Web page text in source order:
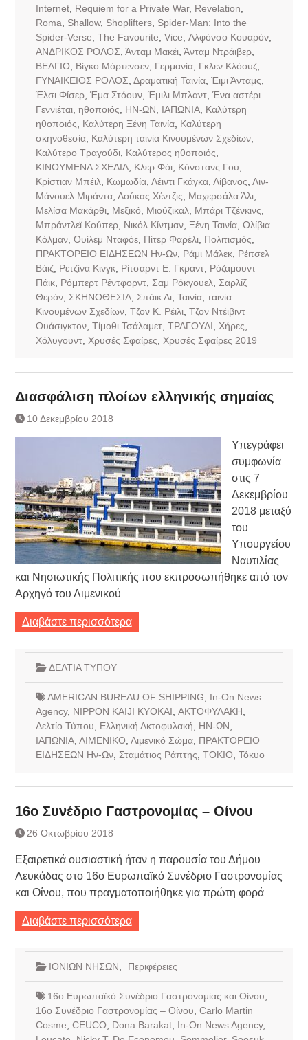
Internet, Requiem for a Private War, Revelation
Roma
Shallow, Shoplifters, Spider-Man: Into the
Spider-Verse The Favourite Vice Αλφόνσο Κουαρόν,
ΑΝΔΡΙΚΟΣ ΡΟΛΟΣ Άνταμ Μακέι, Άνταμ Ντράιβερ,
ΒΕΛΓΙΟ
Βίγκο Μόρτενσεν, Γερμανία, Γκλεν Κλόουζ,
ΓΥΝΑΙΚΕΙΟΣ ΡΟΛΟΣ Δραματική Ταινία, Έιμι Άνταμς
Έλσι Φίσερ, Έμα Στόουν, Έμιλι Μπλαντ, Ένα αστέρι
Γεννιέται, ηθοποιός ΗΝ-ΩΝ ΙΑΠΩΝΙΑ, Καλύτερη
ηθοποιός
Καλύτερη Ξένη Ταινία, Καλύτερη
σκηνοθεσία, Καλύτερη ταινία Κινουμένων Σχεδίων,
Καλύτερο Τραγούδι, Καλύτερος ηθοποιός
ΚΙΝΟΥΜΕΝΑ ΣΧΕΔΙΑ, Κλερ Φόι, Κόνστανς Γου
Κρίστιαν Μπέιλ, Κωμωδία, Λέιντι Γκάγκα, Λίβανος Λιν-
Μάνουελ Μιράντα, Λούκας Χέντζις Μαχερσάλα Άλι,
Μελίσα Μακάρθι, Μεξικό Μιούζικαλ, Μπάρι Τζένκινς
Μπράντλεϊ Κούπερ, Νικόλ Κίντμαν, Ξένη Ταινία, Ολίβια
Κόλμαν, Ουίλεμ Νταφόε, Πίτερ Φαρέλι, Πολιτισμός
ΠΡΑΚΤΟΡΕΙΟ ΕΙΔΗΣΕΩΝ Ην-Ων, Ράμι Μάλεκ, Ρέιτσελ
Βάιζ, Ρετζίνα Κινγκ, Ρίτσαρντ Ε. Γκραντ, Ρόζαμουντ
Πάικ, Ρόμπερτ Ρέντφορντ, Σαμ Ρόκγουελ, Σαρλίζ
Θερόν, ΣΚΗΝΟΘΕΣΙΑ, Σπάικ Λι, Ταινία, ταινία
Κινουμένων Σχεδίων, Τζον Κ. Ρέιλι, Τζον Ντέιβιντ
Ουάσιγκτον, Τίμοθι Τσάλαμετ, ΤΡΑΓΟΥΔΙ Χήρες
Χόλυγουντ, Χρυσές Σφαίρες Χρυσές Σφαίρες 2019
Διασφάλιση πλοίων ελληνικής σημαίας
10 Δεκεμβρίου 2018
Υπεγράφει
συμφωνία
στις 7
Δεκεμβρίου
2018 μεταξύ
του
Υπουργείου
Ναυτιλίας
και Νησιωτικής Πολιτικής που εκπροσωπήθηκε από τον
Αρχηγό του Λιμενικού
Διαβάστε περισσότερα
ΔΕΛΤΙΑ ΤΥΠΟΥ
AMERICAN BUREAU OF SHIPPING
In-On News
Agency, NIPPON KAIJI KYOKAI ΑΚΤΟΦΥΛΑΚΗ
Δελτίο Τύπου
Ελληνική Ακτοφυλακή ΗΝ-ΩΝ
ΙΑΠΩΝΙΑ, ΛΙΜΕΝΙΚΟ Λιμενικό Σώμα, ΠΡΑΚΤΟΡΕΙΟ
ΕΙΔΗΣΕΩΝ Ην-Ων, Σταμάτιος Ράπτης ΤΟΚΙΟ Τόκυο
16ο Συνέδριο Γαστρονομίας – Οίνου
26 Οκτωβρίου 2018
Εξαιρετικά ουσιαστική ήταν η παρουσία του Δήμου
Λευκάδας στο 16ο Ευρωπαϊκό Συνέδριο Γαστρονομίας
και Οίνου, που πραγματοποιήθηκε για πρώτη φορά
Διαβάστε περισσότερα
ΙΟΝΙΩΝ ΝΗΣΩΝ Περιφέρειες
16ο Ευρωπαϊκό Συνέδριο Γαστρονομίας και Οίνου
16ο Συνέδριο Γαστρονομίας – Οίνου Carlo Martin
Cosme CEUCO Dona Barakat, In-On News Agency,